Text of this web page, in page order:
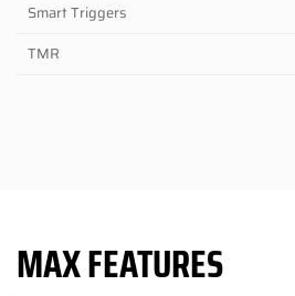
Smart Triggers
TMR
MAX FEATURES